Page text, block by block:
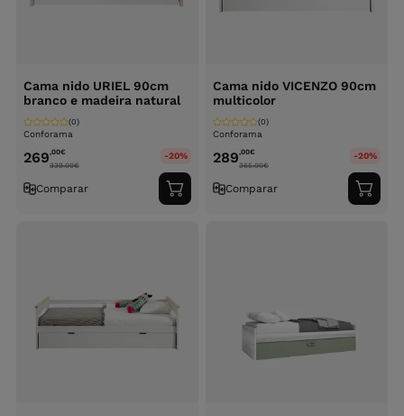
Cama nido URIEL 90cm
branco e madeira natural
Conforama
(0)
269,00€
339.00€
-20%
Comparar
Adicionar
ao
Cama nido VICENZO 90cm
multicolor
Conforama
(0)
289,00€
365.00€
-20%
Comparar
ao